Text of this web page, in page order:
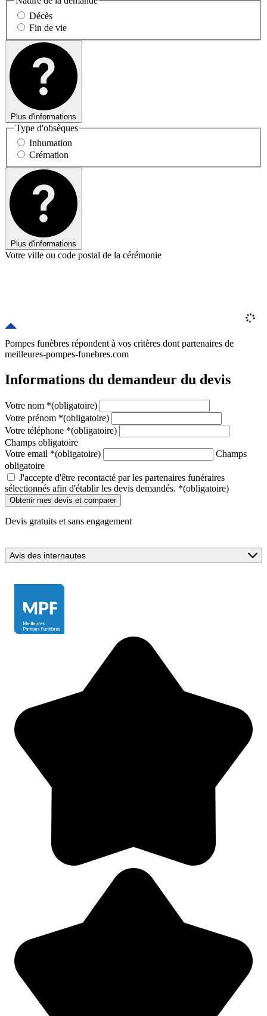
Décès
Fin de vie
Plus d'informations
Type d'obsèques
Inhumation
Crémation
Plus d'informations
Votre ville ou code postal de la cérémonie
Pompes funèbres répondent à vos critères dont partenaires de
meilleures-pompes-funebres.com
Informations du demandeur du devis
Votre nom *(obligatoire)
Votre prénom *(obligatoire)
Votre téléphone *(obligatoire)
Champs obligatoire
Votre email *(obligatoire)
Champs
obligatoire
J'accepte d'être recontacté par les partenaires funéraires
sélectionnés afin d'établir les devis demandés. *(obligatoire)
Devis gratuits et sans engagement
Avis des internautes